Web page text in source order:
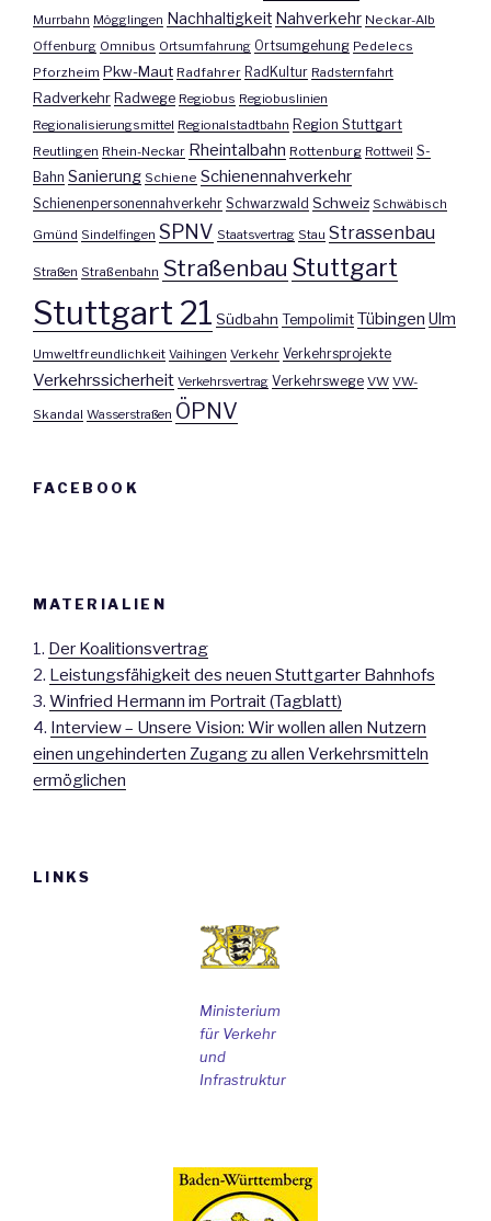
Murrbahn Mögglingen Nachhaltigkeit Nahverkehr Neckar-Alb
Offenburg Omnibus Ortsumfahrung Ortsumgehung Pedelecs
Pforzheim Pkw-Maut Radfahrer RadKultur Radsternfahrt
Radverkehr Radwege Regiobus Regiobuslinien
Regionalisierungsmittel Regionalstadtbahn Region Stuttgart
Reutlingen Rhein-Neckar Rheintalbahn Rottenburg Rottweil S-
Bahn Sanierung Schiene Schienennahverkehr
Schienenpersonennahverkehr Schwarzwald Schweiz Schwäbisch
Gmünd Sindelfingen SPNV Staatsvertrag Stau Strassenbau
Straßen Straßenbahn Straßenbau Stuttgart
Stuttgart 21 Südbahn Tempolimit Tübingen Ulm
Umweltfreundlichkeit Vaihingen Verkehr Verkehrsprojekte
Verkehrssicherheit Verkehrsvertrag Verkehrswege VW VW-
Skandal Wasserstraßen ÖPNV
FACEBOOK
MATERIALIEN
1. Der Koalitionsvertrag
2. Leistungsfähigkeit des neuen Stuttgarter Bahnhofs
3. Winfried Hermann im Portrait (Tagblatt)
4. Interview – Unsere Vision: Wir wollen allen Nutzern
einen ungehinderten Zugang zu allen Verkehrsmitteln
ermöglichen
LINKS
Ministerium
für Verkehr
und
Infrastruktur